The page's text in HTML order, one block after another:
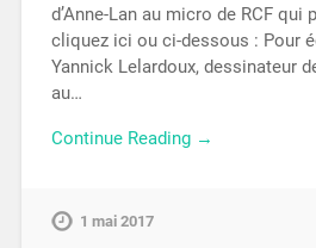
d’Anne-Lan au micro de RCF qui
cliquez ici ou ci-dessous : Pour
Yannick Lelardoux, dessinateur
au…
Continue Reading →
1 mai 2017